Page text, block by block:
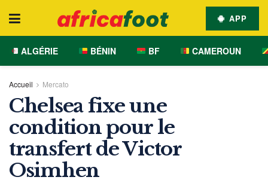
APP
ALGÉRIE BÉNIN BF CAMEROUN
Accueil Mercato
Chelsea fixe une
condition pour le
transfert de Victor
Osimhen